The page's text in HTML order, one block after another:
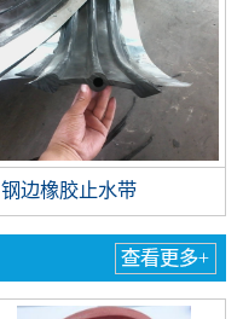
钢边橡胶止水带
查看更多+